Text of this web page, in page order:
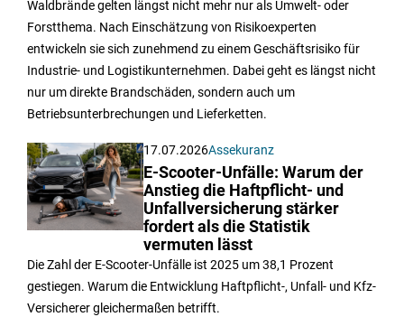
Waldbrände gelten längst nicht mehr nur als Umwelt- oder
Forstthema. Nach Einschätzung von Risikoexperten
entwickeln sie sich zunehmend zu einem Geschäftsrisiko für
Industrie- und Logistikunternehmen. Dabei geht es längst nicht
nur um direkte Brandschäden, sondern auch um
Betriebsunterbrechungen und Lieferketten.
17.07.2026Assekuranz
E-Scooter-Unfälle: Warum der
Anstieg die Haftpflicht- und
Unfallversicherung stärker
fordert als die Statistik
vermuten lässt
Die Zahl der E-Scooter-Unfälle ist 2025 um 38,1 Prozent
gestiegen. Warum die Entwicklung Haftpflicht-, Unfall- und Kfz-
Versicherer gleichermaßen betrifft.